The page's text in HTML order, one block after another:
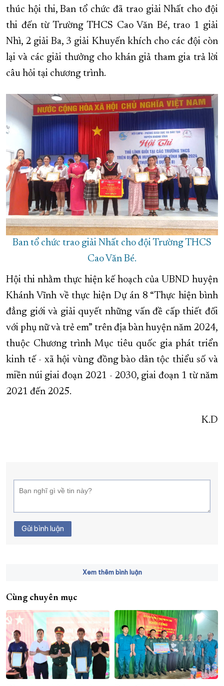
thúc hội thi, Ban tổ chức đã trao giải Nhất cho đội
thi đến từ Trường THCS Cao Văn Bé, trao 1 giải
Nhì, 2 giải Ba, 3 giải Khuyến khích cho các đội còn
lại và các giải thưởng cho khán giả tham gia trả lời
câu hỏi tại chương trình.
Ban tổ chức trao giải Nhất cho đội Trường THCS
Cao Văn Bé.
Hội thi nhằm thực hiện kế hoạch của UBND huyện
Khánh Vĩnh về thực hiện Dự án 8 “Thực hiện bình
đẳng giới và giải quyết những vấn đề cấp thiết đối
với phụ nữ và trẻ em” trên địa bàn huyện năm 2024,
thuộc Chương trình Mục tiêu quốc gia phát triển
kinh tế - xã hội vùng đồng bào dân tộc thiểu số và
miền núi giai đoạn 2021 - 2030, giai đoạn 1 từ năm
2021 đến 2025.
K.D
Gửi bình luận
Xem thêm bình luận
Cùng chuyên mục